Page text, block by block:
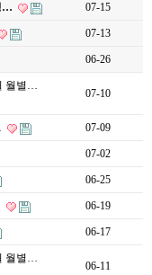
… 07-15
07-13
06-26
월별…
07-10
07-09
07-02
06-25
06-19
06-17
월별…
06-11